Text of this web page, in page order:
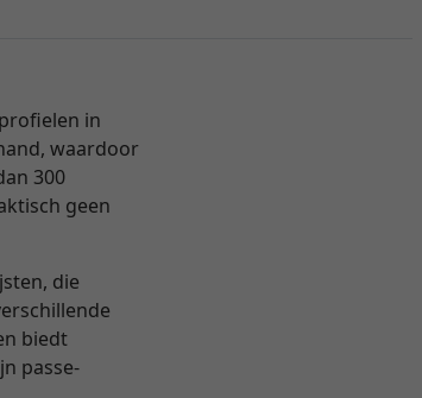
in
waardoor
300
geen
die
biedt
passe-